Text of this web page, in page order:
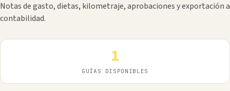
Notas de gasto, dietas, kilometraje, aprobaciones y exportación a
contabilidad.
1
GUÍAS DISPONIBLES